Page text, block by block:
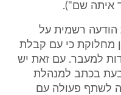
איתה שם").
התובעת הודעה רשמית על
מחלוקת כי עם קבלת
למעבר. עם זאת יש
התובעת בכתב למנהלת
לשתף פעולה עם